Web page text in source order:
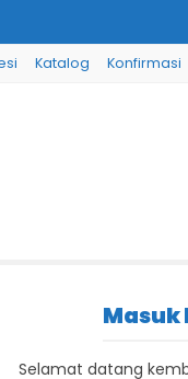
Katalog Konfirmasi
Masuk
Selamat datang